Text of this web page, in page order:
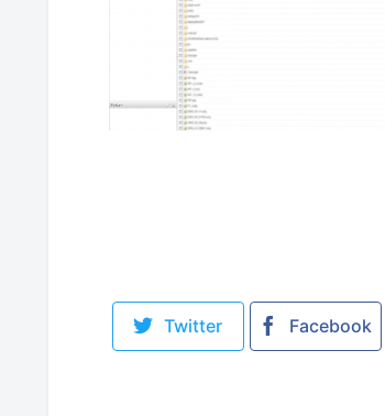
Twitter Facebook